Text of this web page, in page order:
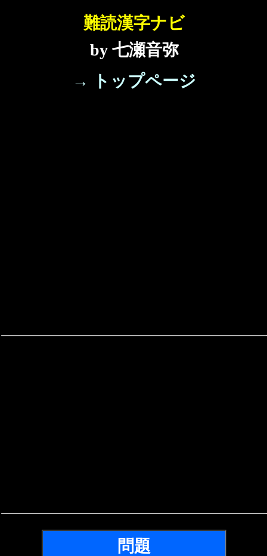
難読漢字ナビ
by 七瀬音弥
→ トップページ
問題